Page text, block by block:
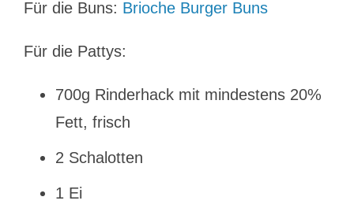
Für die Buns: Brioche Burger Buns
Für die Pattys:
700g Rinderhack mit mindestens 20%
Fett, frisch
2 Schalotten
1 Ei